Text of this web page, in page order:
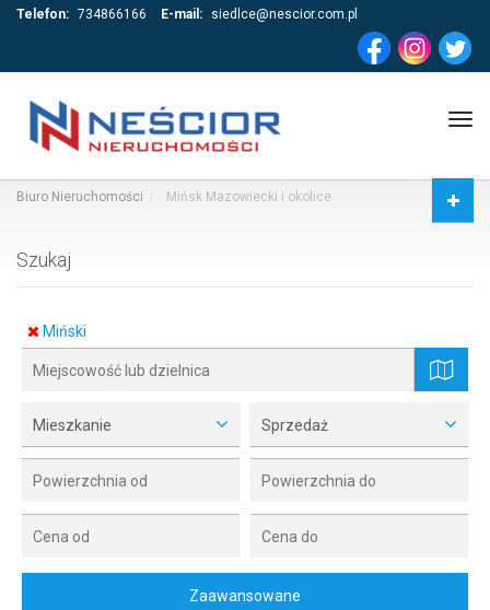
Telefon: 734866166 E-mail: siedlce@nescior.com.pl
Biuro Nieruchomości Mińsk Mazowiecki i okolice
Szukaj
Miński
Mieszkanie Sprzedaż